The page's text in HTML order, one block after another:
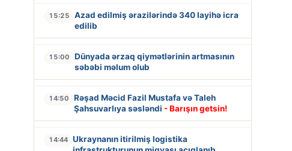
15:25
Azad edilmiş ərazilərində 340 layihə icra
edilib
15:00
Dünyada ərzaq qiymətlərinin artmasının
səbəbi məlum olub
14:50
Rəşad Məcid Fazil Mustafa və Taleh
Şahsuvarlıya səsləndi - Barışın getsin!
14:44 Ukraynanın itirilmiş logistika